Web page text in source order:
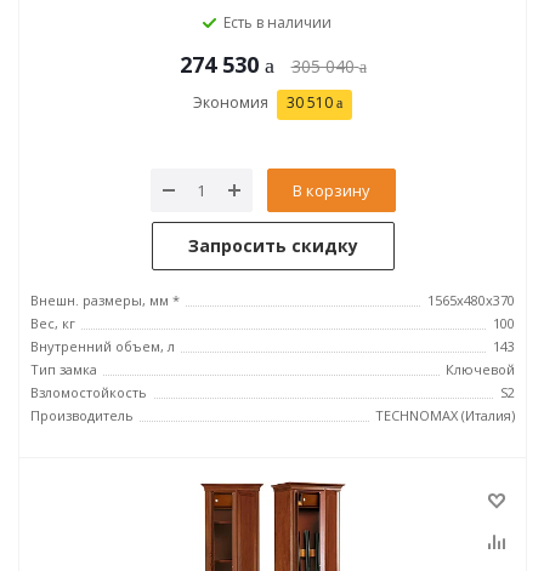
Есть в наличии
274 530 305 040
Экономия 30 510
В корзину
Запросить скидку
Внешн. размеры, мм *
1565x480x370
Вес, кг
100
Внутренний объем, л
143
Тип замка
Ключевой
Взломостойкость
S2
Производитель
TECHNOMAX (Италия)